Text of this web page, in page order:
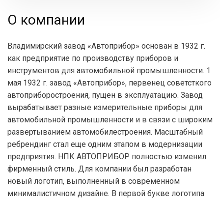
О компании
Владимирский завод «Автоприбор» основан в 1932 г.
как предприятие по производству приборов и
инструментов для автомобильной промышленности. 1
мая 1932 г. завод «Автоприбор», первенец советсткого
автоприборостроения, пущен в эксплуатацию. Завод
вырабатывает разные измерительные приборы для
автомобильной промышленности и в связи с широким
развертыванием автомобилестроения. Масштабный
ребрендинг стал еще одним этапом в модернизации
предприятия. НПК АВТОПРИБОР полностью изменил
фирменный стиль. Для компании был разработан
новый логотип, выполненный в современном
минималистичном дизайне. В первой букве логотипа